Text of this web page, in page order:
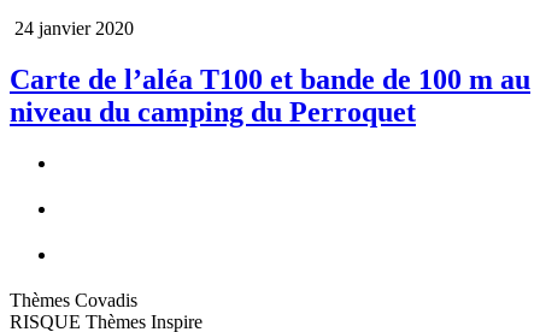
24 janvier 2020
Carte de l’aléa T100 et bande de 100 m au
niveau du camping du Perroquet
Thèmes Covadis
RISQUE Thèmes Inspire